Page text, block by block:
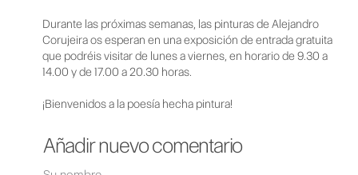
Durante las próximas semanas, las pinturas de Alejandro
Corujeira os esperan en una exposición de entrada gratuita
que podréis visitar de lunes a viernes, en horario de 9.30 a
14.00 y de 17.00 a 20.30 horas.
¡Bienvenidos a la poesía hecha pintura!
Añadir nuevo comentario